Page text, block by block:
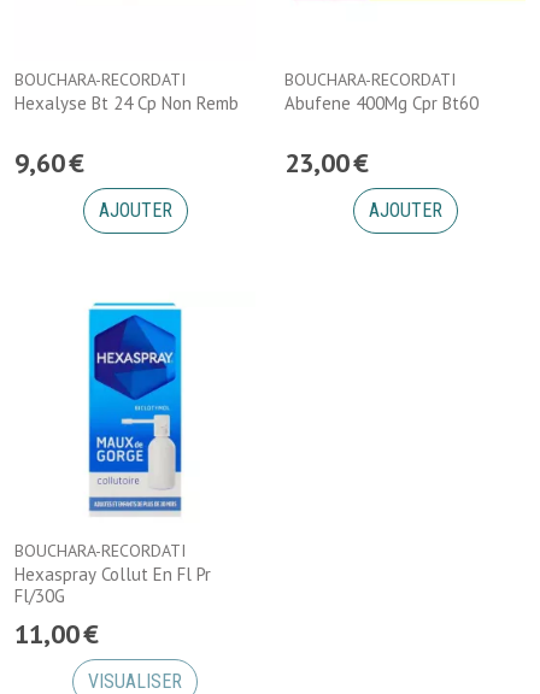
BOUCHARA-RECORDATI
Hexalyse Bt 24 Cp Non Remb
9,60€
AJOUTER
BOUCHARA-RECORDATI
Abufene 400Mg Cpr Bt60
23,00€
AJOUTER
BOUCHARA-RECORDATI
Hexaspray Collut En Fl Pr
Fl/30G
11,00€
VISUALISER